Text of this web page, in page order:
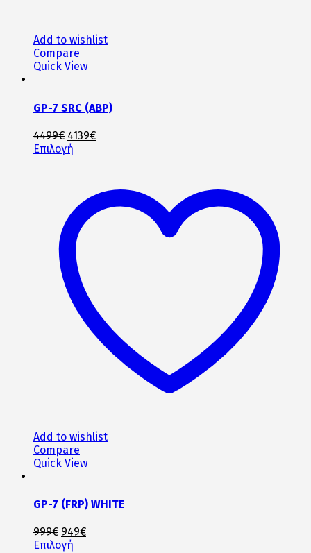
Add to wishlist
Compare
Quick View
GP-7 SRC (ABP)
4499€ Original
price
4139€Η
4139€.
Επιλογή
πολλαπλές
παραλλαγές.
Οι
επιλογές
μπορούν
να
επιλεγούν
στη
σελίδα
του
προϊόντος
Add to wishlist
Compare
Quick View
GP-7 (FRP) WHITE
999€ Original
price
949€Η
Επιλογή